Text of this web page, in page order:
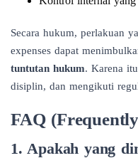
Secara hukum, perlakuan
expenses dapat
tuntutan hukum. Karena
disiplin, dan mengikuti
FAQ
1. Apakah yang